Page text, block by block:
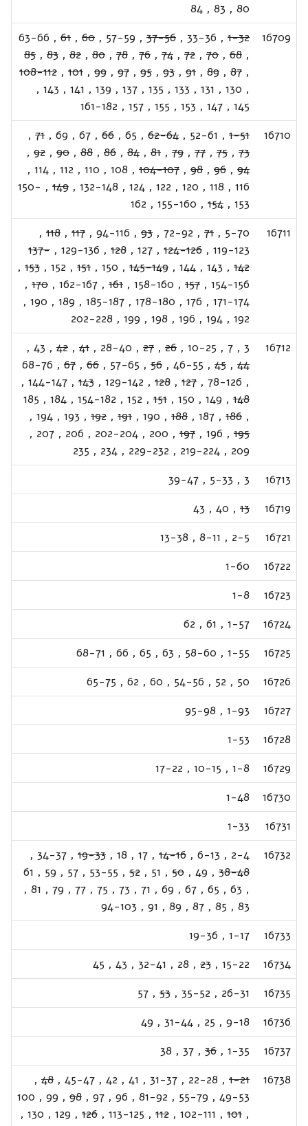
80
,
83
,
84
16709
1-32
,
33-36
,
37-56
,
57-59
,
60
,
61
,
63-66
,
68
,
70
,
72
,
74
,
76
,
78
,
80
,
82
,
83
,
85
,
87
,
89
,
91
,
93
,
95
,
97
,
99
,
101
,
108-112
,
130
,
131
,
133
,
135
,
137
,
139
,
141
,
143
,
145
,
147
,
153
,
155
,
157
,
161-182
16710
1-51
,
52-61
,
62-64
,
65
,
66
,
67
,
69
,
71
,
73
,
75
,
77
,
79
,
81
,
84
,
86
,
88
,
90
,
92
,
94
,
96
,
98
,
104-107
,
108
,
110
,
112
,
114
,
116
,
118
,
120
,
122
,
124
,
132-148
,
149
,
150-
153
,
154
,
155-160
,
162
16711
5-70
,
71
,
72-92
,
93
,
94-116
,
117
,
118
,
119-123
,
124-126
,
127
,
128
,
129-136
,
137-
142
,
143
,
144
,
145-149
,
150
,
151
,
152
,
153
,
154-156
,
157
,
158-160
,
161
,
162-167
,
170
,
171-174
,
176
,
178-180
,
185-187
,
189
,
190
,
192
,
194
,
196
,
198
,
199
,
202-228
16712
3
,
7
,
10-25
,
26
,
27
,
28-40
,
41
,
42
,
43
,
44
,
45
,
46-55
,
56
,
57-65
,
66
,
67
,
68-76
,
78-126
,
127
,
128
,
129-142
,
143
,
144-147
,
148
,
149
,
150
,
151
,
152
,
154-182
,
184
,
185
,
186
,
187
,
188
,
190
,
191
,
192
,
193
,
194
,
195
,
196
,
197
,
200
,
202-204
,
206
,
207
,
209
,
219-224
,
229-232
,
234
,
235
16713
3
,
5-33
,
39-47
16719
13
,
40
,
43
16721
2-5
,
8-11
,
13-38
16722
1-60
16723
1-8
16724
1-57
,
61
,
62
16725
1-55
,
58-60
,
63
,
65
,
66
,
68-71
16726
50
,
52
,
54-56
,
60
,
62
,
65-75
16727
1-93
,
95-98
16728
1-53
16729
1-8
,
10-15
,
17-22
16730
1-48
16731
1-33
16732
2-4
,
6-13
,
14-16
,
17
,
18
,
19-33
,
34-37
,
38-48
,
49
,
50
,
51
,
52
,
53-55
,
57
,
59
,
61
,
63
,
65
,
67
,
69
,
71
,
73
,
75
,
77
,
79
,
81
,
83
,
85
,
87
,
89
,
91
,
94-103
16733
1-17
,
19-36
16734
15-22
,
23
,
28
,
32-41
,
43
,
45
16735
26-31
,
35-52
,
53
,
57
16736
9-18
,
25
,
31-44
,
49
16737
1-35
,
36
,
37
,
38
16738
1-21
,
22-28
,
31-37
,
41
,
42
,
45-47
,
48
,
49-53
,
55-79
,
81-92
,
96
,
97
,
98
,
99
,
100
,
101
,
102-111
,
112
,
113-125
,
126
,
129
,
130
,